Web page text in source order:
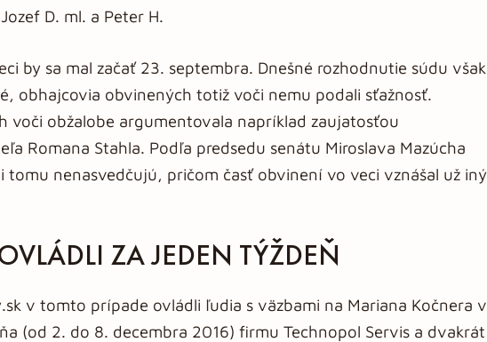
D. ml. a Peter H.
by sa mal začať 23. septembra. Dnešné rozhodnutie súdu však
obhajcovia obvinených totiž voči nemu podali sťažnosť.
voči obžalobe argumentovala napríklad zaujatosťou
Romana Stahla. Podľa predsedu senátu Miroslava Mazúcha
tomu nenasvedčujú, pričom časť obvinení vo veci vznášal už iný
ZA JEDEN TÝŽDEŇ
v tomto prípade ovládli ľudia s väzbami na Mariana Kočnera v
(od 2. do 8. decembra 2016) firmu Technopol Servis a dvakrát